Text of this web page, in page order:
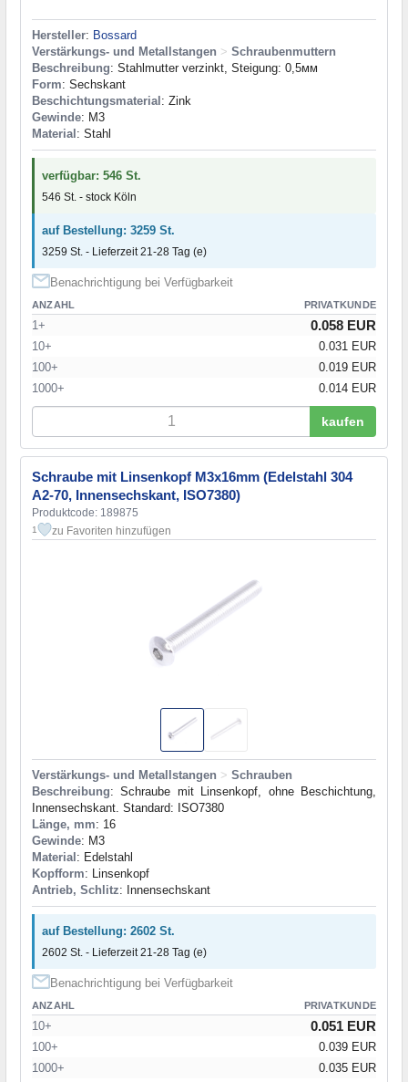
Hersteller: Bossard
Verstärkungs- und Metallstangen > Schraubenmuttern
Beschreibung: Stahlmutter verzinkt, Steigung: 0,5мм
Form: Sechskant
Beschichtungsmaterial : Zink
Gewinde: M3
Material : Stahl
verfügbar: 546 St.
546 St. - stock Köln
auf Bestellung: 3259 St.
3259 St. - Lieferzeit 21-28 Tag (e)
Benachrichtigung bei Verfügbarkeit
ANZAHL PRIVATKUNDE
1+ 0.058 EUR
10+
0.031 EUR
100+
0.019 EUR
1000+
0.014 EUR
kaufen
Schraube mit Linsenkopf M3x16mm (Edelstahl 304
A2-70, Innensechskant, ISO7380)
Produktcode: 189875
1 zu Favoriten hinzufügen
Verstärkungs- und Metallstangen > Schrauben
Beschreibung: Schraube mit Linsenkopf, ohne Beschichtung,
Innensechskant. Standard: ISO7380
Länge, mm: 16
Gewinde: M3
Material: Edelstahl
Kopfform: Linsenkopf
Antrieb, Schlitz: Innensechskant
auf Bestellung: 2602 St.
2602 St. - Lieferzeit 21-28 Tag (e)
Benachrichtigung bei Verfügbarkeit
ANZAHL PRIVATKUNDE
10+ 0.051 EUR
100+
0.039 EUR
1000+
0.035 EUR